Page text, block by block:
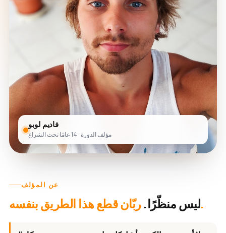
فاديم لوبو
مؤلف الدورة · 14 عامًا تحت الشراع
عن المؤلف
ليس منظّرًا.ربّان قطع هذا الطريق بنفسه.